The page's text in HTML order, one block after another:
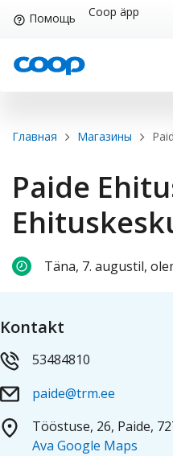
content
Помощь Coop äpp
Sisene
Coop
Предложения
Breadcrumb
Главная Магазины
Paide
Täna, 7. augustil,
Kontakt
53484810
paide@trm.ee
Tööstuse, 26, Paide,
Ava Google Maps